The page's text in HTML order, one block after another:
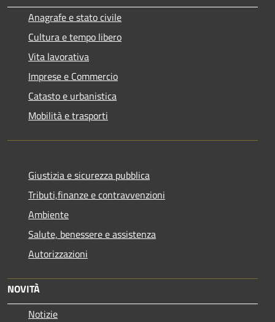
Anagrafe e stato civile
Cultura e tempo libero
Vita lavorativa
Imprese e Commercio
Catasto e urbanistica
Mobilità e trasporti
Giustizia e sicurezza pubblica
Tributi,finanze e contravvenzioni
Ambiente
Salute, benessere e assistenza
Autorizzazioni
NOVITÀ
Notizie